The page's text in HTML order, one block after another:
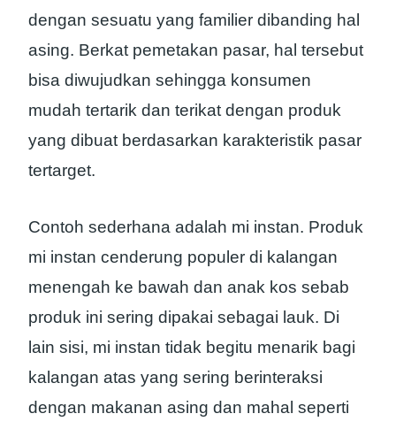
dengan sesuatu yang familier dibanding hal
asing. Berkat pemetakan pasar, hal tersebut
bisa diwujudkan sehingga konsumen
mudah tertarik dan terikat dengan produk
yang dibuat berdasarkan karakteristik pasar
tertarget.
Contoh sederhana adalah mi instan. Produk
mi instan cenderung populer di kalangan
menengah ke bawah dan anak kos sebab
produk ini sering dipakai sebagai lauk. Di
lain sisi, mi instan tidak begitu menarik bagi
kalangan atas yang sering berinteraksi
dengan makanan asing dan mahal seperti